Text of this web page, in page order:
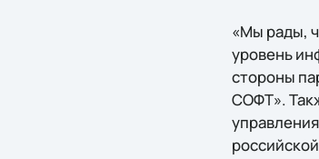
«Мы рады,
уровень
стороны
СОФТ».